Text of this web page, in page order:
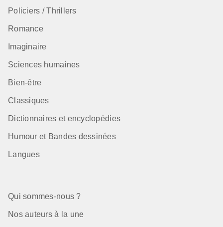
Policiers / Thrillers
Romance
Imaginaire
Sciences humaines
Bien-être
Classiques
Dictionnaires et encyclopédies
Humour et Bandes dessinées
Langues
Qui sommes-nous ?
Nos auteurs à la une